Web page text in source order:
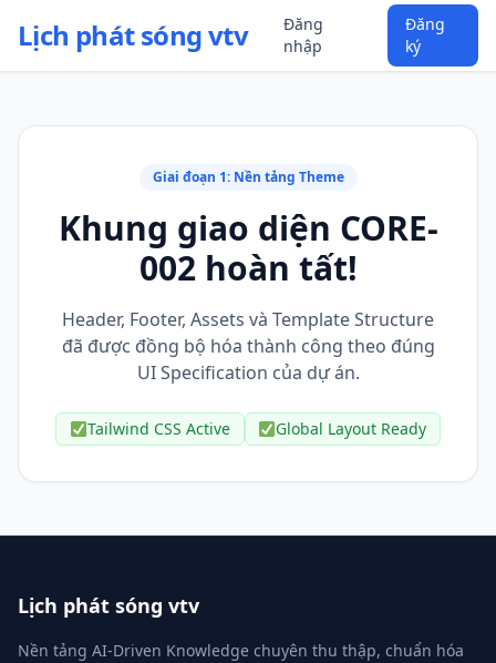
Lịch phát sóng vtv
Đăng
nhập
Đăng
ký
Giai đoạn 1: Nền tảng Theme
Khung giao diện CORE-
002 hoàn tất!
Header, Footer, Assets và Template Structure
đã được đồng bộ hóa thành công theo đúng
UI Specification của dự án.
Tailwind CSS Active Global Layout Ready
Lịch phát sóng vtv
Nền tảng AI-Driven Knowledge chuyên thu thập, chuẩn hóa